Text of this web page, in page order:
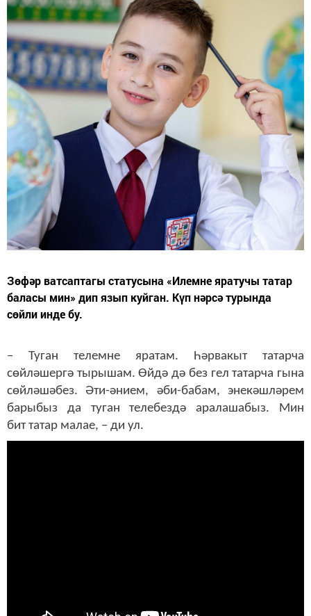
Зөфәр ватсаптагы статусына «Илемне яратучы татар
баласы мин» дип язып куйган. Күп нәрсә турында
сөйли инде бу.
– Туган телемне яратам. Һәрвакыт татарча
сөйләшергә тырышам. Өйдә дә без гел татарча гына
сөйләшәбез. Әти-әнием, әби-бабам, энекәшләрем
барыбыз да туган телебездә аралашабыз. Мин
бит татар малае, – ди ул.